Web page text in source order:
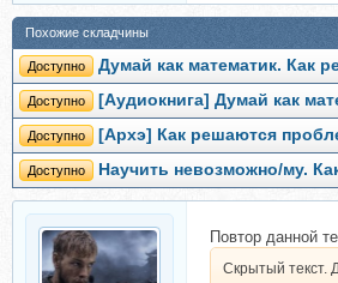
Похожие складчины
Доступно Думай как математик. Как
Доступно [Аудиокнига] Думай как
Доступно [Архэ] Как решаются
Доступно Научить невозможно/му.
Повтор данной
Скрытый текст.